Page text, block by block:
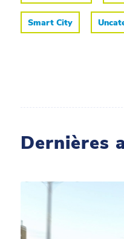
Smart City
Dernières